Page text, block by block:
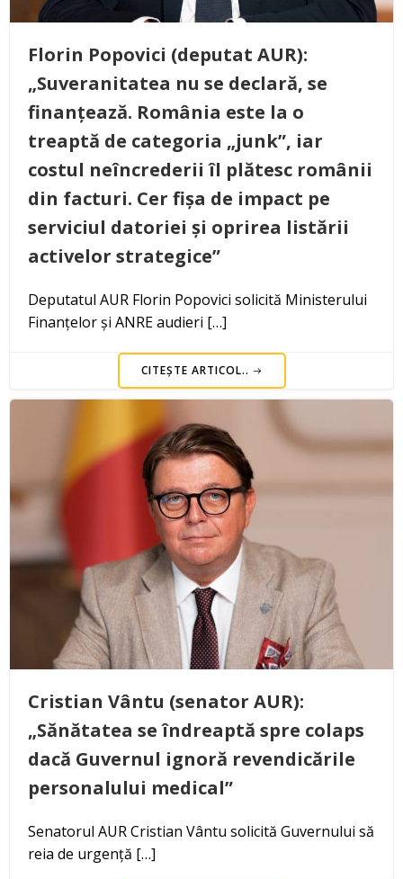
Florin Popovici (deputat AUR):
„Suveranitatea nu se declară, se
finanțează. România este la o
treaptă de categoria „junk”, iar
costul neîncrederii îl plătesc românii
din facturi. Cer fișa de impact pe
serviciul datoriei și oprirea listării
activelor strategice”
Deputatul AUR Florin Popovici solicită Ministerului
Finanțelor și ANRE audieri […]
CITEȘTE ARTICOL..
Cristian Vântu (senator AUR):
„Sănătatea se îndreaptă spre colaps
dacă Guvernul ignoră revendicările
personalului medical”
Senatorul AUR Cristian Vântu solicită Guvernului să
reia de urgență […]